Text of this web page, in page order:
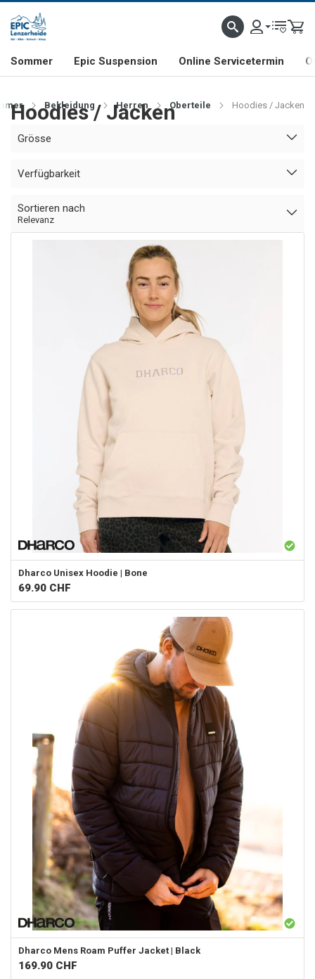
& FREERIDE-SPEZIALIST SCHWEIZER FIRMA SHOP & SHOWROOM IN
Sommer Epic Suspension Online Servicetermin
Bekleidung Herren Oberteile Hoodies / Jacken
Hoodies / Jacken
Grösse
Verfügbarkeit
Sortieren nach
Relevanz
Dharco Unisex Hoodie | Bone
69.90 CHF
Dharco Mens Roam Puffer Jacket | Black
169.90 CHF